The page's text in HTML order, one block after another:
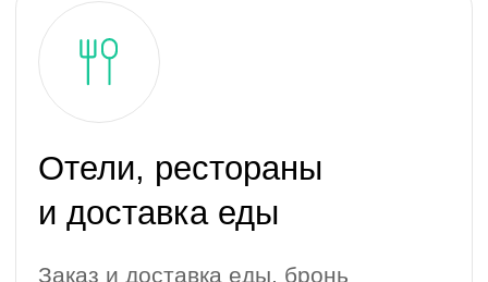
исполнителей, мобильная коммерция
Стартапы